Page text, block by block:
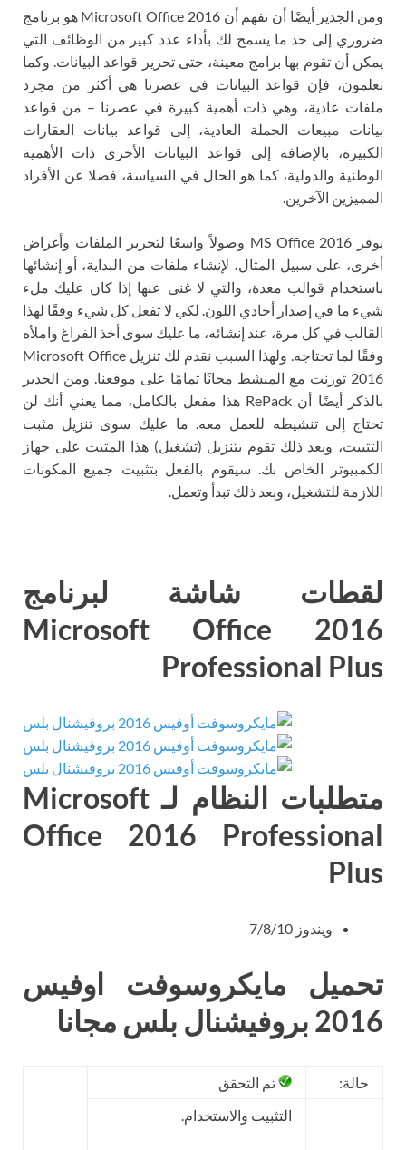
ومن الجدير أيضًا أن نفهم أن Microsoft Office 2016 هو برنامج
ضروري إلى حد ما يسمح لك بأداء عدد كبير من الوظائف التي
يمكن أن تقوم بها برامج معينة، حتى تحرير قواعد البيانات. وكما
تعلمون، فإن قواعد البيانات في عصرنا هي أكثر من مجرد
ملفات عادية، وهي ذات أهمية كبيرة في عصرنا – من قواعد
بيانات مبيعات الجملة العادية، إلى قواعد بيانات العقارات
الكبيرة، بالإضافة إلى قواعد البيانات الأخرى ذات الأهمية
الوطنية والدولية، كما هو الحال في السياسة، فضلا عن الأفراد
المميزين الآخرين.
يوفر MS Office 2016 وصولاً واسعًا لتحرير الملفات وأغراض
أخرى، على سبيل المثال، لإنشاء ملفات من البداية، أو إنشائها
باستخدام قوالب معدة، والتي لا غنى عنها إذا كان عليك ملء
شيء ما في إصدار أحادي اللون. لكي لا تفعل كل شيء وفقًا لهذا
القالب في كل مرة، عند إنشائه، ما عليك سوى أخذ الفراغ واملأه
وفقًا لما تحتاجه. ولهذا السبب نقدم لك تنزيل Microsoft Office
2016 تورنت مع المنشط مجانًا تمامًا على موقعنا. ومن الجدير
بالذكر أيضًا أن RePack هذا مفعل بالكامل، مما يعني أنك لن
تحتاج إلى تنشيطه للعمل معه. ما عليك سوى تنزيل مثبت
التثبيت، وبعد ذلك تقوم بتنزيل (تشغيل) هذا المثبت على جهاز
الكمبيوتر الخاص بك. سيقوم بالفعل بتثبيت جميع المكونات
اللازمة للتشغيل، وبعد ذلك تبدأ وتعمل.
لقطات شاشة لبرنامج
Microsoft Office 2016
Professional Plus
متطلبات النظام لـ Microsoft
Office 2016 Professional
Plus
ويندوز 7/8/10
تحميل مايكروسوفت اوفيس
2016 بروفيشنال بلس مجانا
حالة: تم التحقق
التثبيت والاستخدام.